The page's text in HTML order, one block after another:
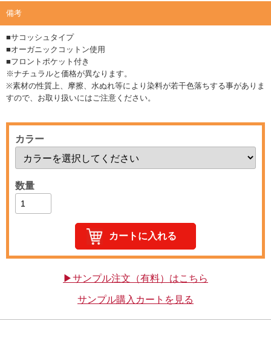
備考
■サコッシュタイプ
■オーガニックコットン使用
■フロントポケット付き
※ナチュラルと価格が異なります。
※素材の性質上、摩擦、水ぬれ等により染料が若干色落ちする事がありま
すので、お取り扱いにはご注意ください。
カラー
数量
▶サンプル注文（有料）はこちら
サンプル購入カートを見る